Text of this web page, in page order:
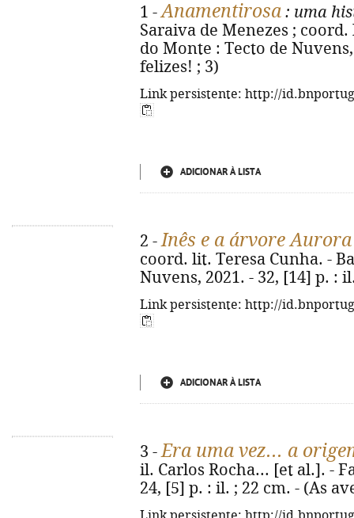
1 -Anamentirosa : uma
Saraiva de Menezes ;
do Monte : Tecto de
felizes! ; 3)
Link persistente: http://
ADICIONAR À LISTA
2 -Inês e a árvore Aurora
coord. lit. Teresa Cunha. -
Nuvens, 2021. - 32, [14] p. :
Link persistente: http://
ADICIONAR À LISTA
3 -Era uma vez... a
il. Carlos Rocha... [et al.]. -
24, [5] p. : il. ; 22 cm. - (As